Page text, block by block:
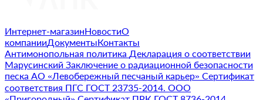
Интернет-магазинНовостиО
компанииДокументыКонтакты
Антимонопольная политика Декларация о соответствии
Марусинский Заключение о радиационной безопасности
песка АО «Левобережный песчаный карьер» Сертификат
соответствия ПГС ГОСТ 23735-2014. ООО